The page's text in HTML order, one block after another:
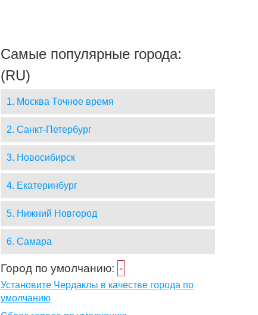
Самые популярные города:
(RU)
1. Москва Точное время
2. Санкт-Петербург
3. Новосибирск
4. Екатеринбург
5. Нижний Новгород
6. Самара
Город по умолчанию: -
Установите Чердаклы в качестве города по
умолчанию